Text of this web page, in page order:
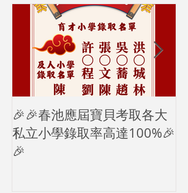
🎉🎉春池應屆寶貝考取各大
私立小學錄取率高達100%🎉
🎉